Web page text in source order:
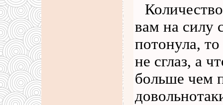
вам на силу
потонула,
не сглаз, а
больше чем